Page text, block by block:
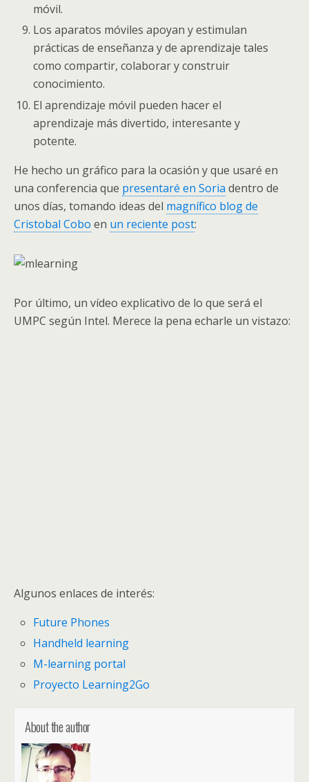
móvil.
Los aparatos móviles apoyan y estimulan
prácticas de enseñanza y de aprendizaje tales
como compartir, colaborar y construir
conocimiento.
El aprendizaje móvil pueden hacer el
aprendizaje más divertido, interesante y
potente.
He hecho un gráfico para la ocasión y que usaré en
una conferencia que presentaré en Soria dentro de
unos días, tomando ideas del magnífico blog de
Cristobal Cobo en un reciente post:
Por último, un vídeo explicativo de lo que será el
UMPC según Intel. Merece la pena echarle un vistazo:
Algunos enlaces de interés:
Future Phones
Handheld learning
M-learning portal
Proyecto Learning2Go
About the author